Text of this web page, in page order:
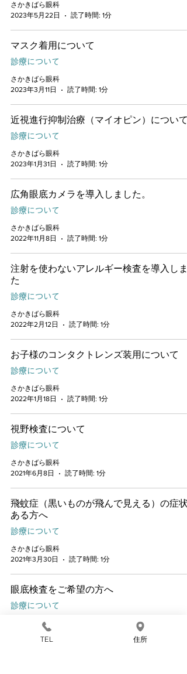
さかきばら眼科
2023年5月22日
読了時間: 1分
マスク着用について
診療について
さかきばら眼科
2023年3月11日
読了時間: 1分
近視進行抑制治療（マイオピン）について
診療について
さかきばら眼科
2023年1月31日
読了時間: 1分
広角眼底カメラを導入しました。
診療について
さかきばら眼科
2022年11月8日
読了時間: 1分
注射を使わないアレルギー検査を導入しま
た
診療について
さかきばら眼科
2022年2月12日
読了時間: 1分
お子様のコンタクトレンズ装用について
診療について
さかきばら眼科
2022年1月18日
読了時間: 1分
視野検査について
診療について
さかきばら眼科
2021年6月8日
読了時間: 1分
飛蚊症（黒いものが飛んで見える）の症状
ある方へ
診療について
さかきばら眼科
2021年3月30日
読了時間: 1分
眼底検査をご希望の方へ
診療について
さかきばら眼科
2021年2月12日
TEL 住所